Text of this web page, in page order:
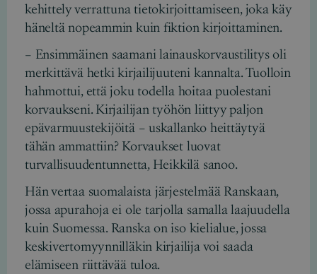
kehittely verrattuna tietokirjoittamiseen, joka käy
häneltä nopeammin kuin fiktion kirjoittaminen.
– Ensimmäinen saamani lainauskorvaustilitys oli
merkittävä hetki kirjailijuuteni kannalta. Tuolloin
hahmottui, että joku todella hoitaa puolestani
korvaukseni. Kirjailijan työhön liittyy paljon
epävarmuustekijöitä – uskallanko heittäytyä
tähän ammattiin? Korvaukset luovat
turvallisuudentunnetta, Heikkilä sanoo.
Hän vertaa suomalaista järjestelmää Ranskaan,
jossa apurahoja ei ole tarjolla samalla laajuudella
kuin Suomessa. Ranska on iso kielialue, jossa
keskivertomyynnilläkin kirjailija voi saada
elämiseen riittävää tuloa.